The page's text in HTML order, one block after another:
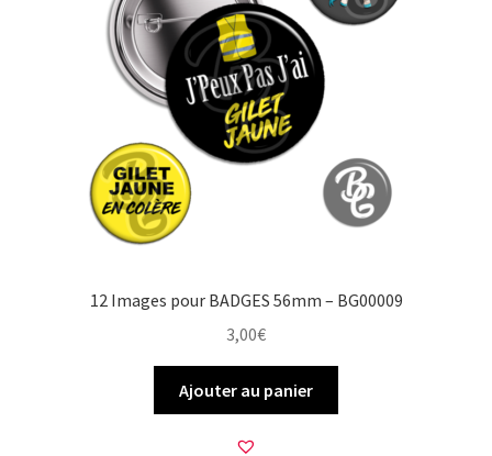
12 Images pour BADGES 56mm – BG00009
3,00€
Ajouter au panier